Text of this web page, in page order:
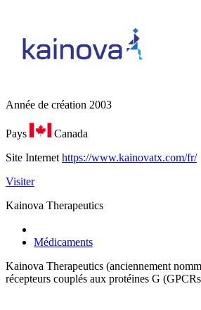
Année de création 2003
Pays
Canada
Site Internet https://www.kainovatx.com/fr/
Visiter
Kainova Therapeutics
Médicaments
Kainova Therapeutics (anciennement
récepteurs couplés aux protéines G